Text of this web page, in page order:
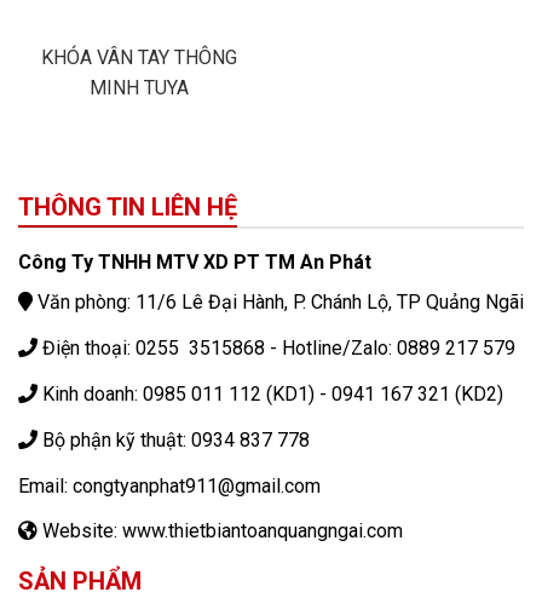
KHÓA VÂN TAY THÔNG
MINH TUYA
THÔNG TIN LIÊN HỆ
Công Ty TNHH MTV XD PT TM An Phát
Văn phòng: 11/6 Lê Đại Hành, P. Chánh Lộ, TP Quảng Ngãi
Điện thoại: 0255 3515868 - Hotline/Zalo: 0889 217 579
Kinh doanh: 0985 011 112 (KD1) - 0941 167 321 (KD2)
Bộ phận kỹ thuật: 0934 837 778
Email: congtyanphat911@gmail.com
Website: www.thietbiantoanquangngai.com
SẢN PHẨM